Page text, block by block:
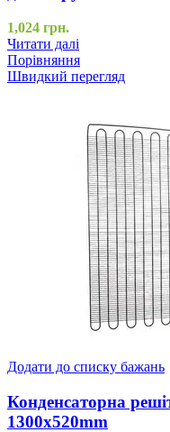
1,024 грн.
Читати далі
Порівняння
Швидкий перегляд
Додати до списку бажань
Конденсаторна
1300x520mm